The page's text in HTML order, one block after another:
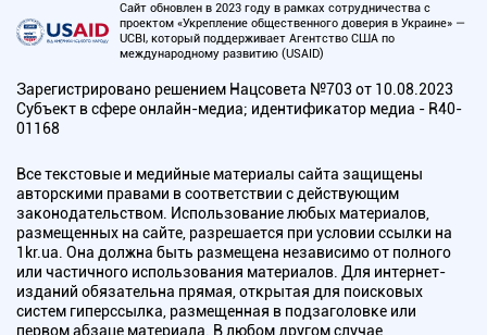
Сайт обновлен в 2023 году в рамках сотрудничества с
проектом «Укрепление общественного доверия в Украине» —
UCBI, который поддерживает Агентство США по
международному развитию (USAID)
Зарегистрировано решением Нацсовета №703 от 10.08.2023
Субъект в сфере онлайн-медиа; идентификатор медиа - R40-
01168
Все текстовые и медийные материалы сайта защищены
авторскими правами в соответствии с действующим
законодательством. Использование любых материалов,
размещенных на сайте, разрешается при условии ссылки на
1kr.ua. Она должна быть размещена независимо от полного
или частичного использования материалов. Для интернет-
изданий обязательна прямая, открытая для поисковых
систем гиперссылка, размещенная в подзаголовке или
первом абзаце материала. В любом другом случае